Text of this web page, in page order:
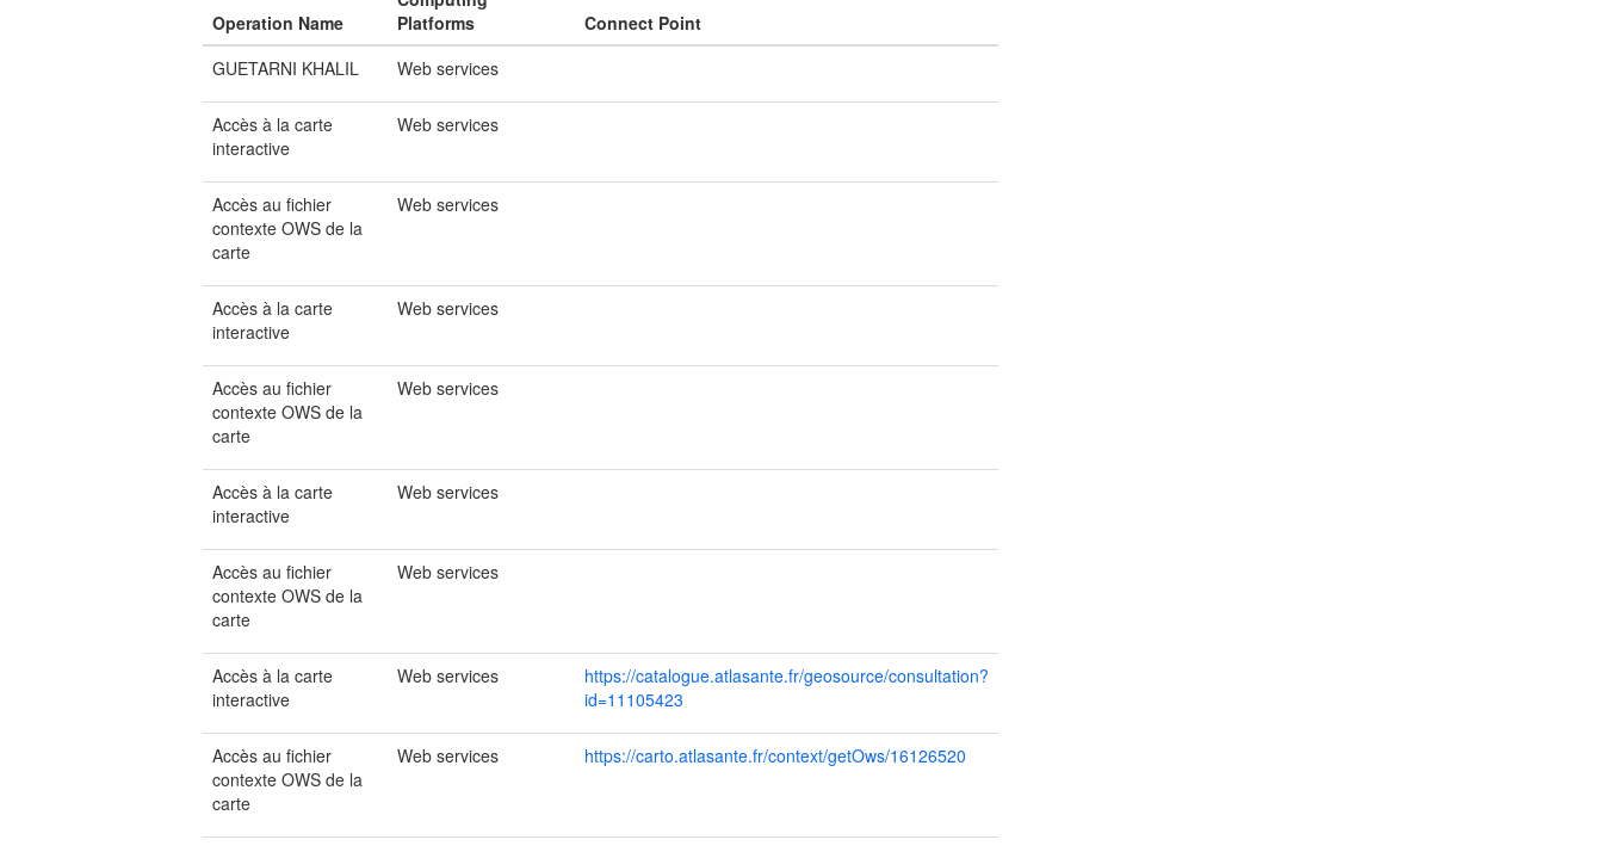
Operation Name
Platforms
Connect Point
GUETARNI KHALIL
Web services
Accès à la carte
interactive
Web services
Accès au fichier
contexte OWS de la
carte
Web services
Accès à la carte
interactive
Web services
Accès au fichier
contexte OWS de la
carte
Web services
Accès à la carte
interactive
Web services
Accès au fichier
contexte OWS de la
carte
Web services
Accès à la carte
interactive
Web services
https://catalogue.atlasante.fr/geosource/consultation?
id=11105423
Accès au fichier
contexte OWS de la
carte
Web services https://carto.atlasante.fr/context/getOws/16126520